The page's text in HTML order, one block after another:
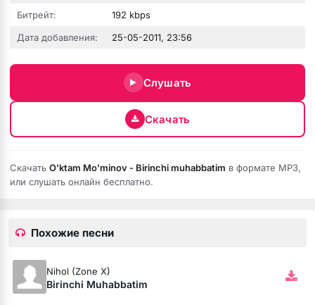
Битрейт:
192 kbps
Дата добавления:
25-05-2011, 23:56
Слушать
Скачать
Скачать O'ktam Mo'minov - Birinchi muhabbatim в формате MP3,
или слушать онлайн бесплатно.
Похожие песни
Nihol (Zone X)
Birinchi Muhabbatim